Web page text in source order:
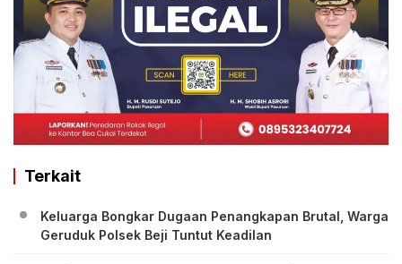
Terkait
Keluarga Bongkar Dugaan Penangkapan Brutal, Warga
Geruduk Polsek Beji Tuntut Keadilan